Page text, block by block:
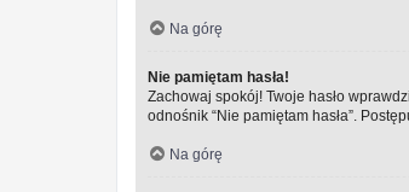
Na górę
Nie pamiętam hasła!
Zachowaj spokój! Twoje hasło
odnośnik “Nie pamiętam hasła”.
Na górę